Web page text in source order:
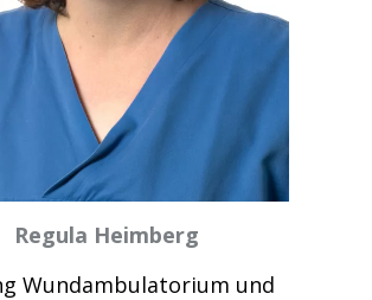
Regula Heimberg
Wundambulatorium und